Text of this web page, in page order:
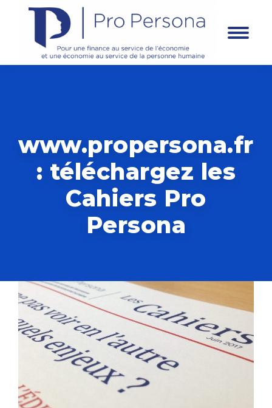
www.propersona.fr
: téléchargez les
Cahiers Pro
Persona
Panneau de gestion des cookies